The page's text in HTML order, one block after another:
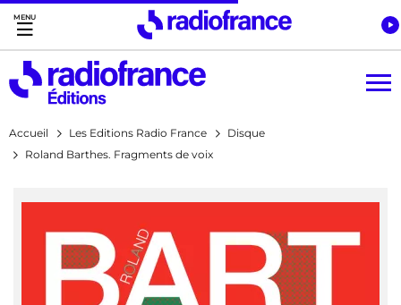
Accès direct :
Menu principal
Contenu
Accueil Les Editions Radio France
Disque
Roland Barthes. Fragments de voix